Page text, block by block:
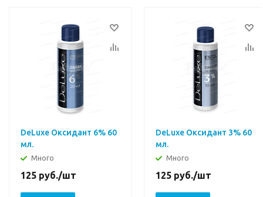
DeLuxe Оксидант 6% 60
мл.
Много
125 руб./шт
DeLuxe Оксидант 3% 60
мл.
Много
125 руб./шт